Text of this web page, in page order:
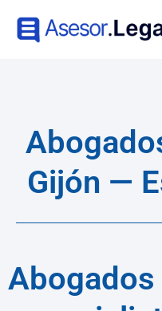
Gijón —
Abogados